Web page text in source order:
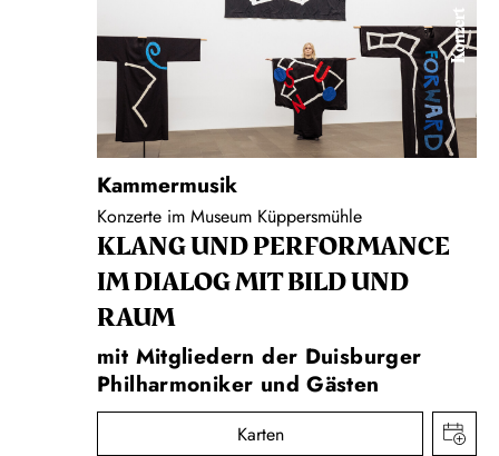
Konzert
Kammermusik
Konzerte im Museum Küppersmühle
KLANG UND PERFORMANCE
IM DIALOG MIT BILD UND
RAUM
mit Mitgliedern der Duisburger
Philharmoniker und Gästen
Karten